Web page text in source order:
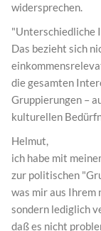
widersprechen.
"Unterschiedliche
Das bezieht sich
die gesamten
Gruppierungen –
kulturellen
Helmut,
ich habe mit
zur politischen
was mir aus Ihrem
sondern lediglich
daß es nicht